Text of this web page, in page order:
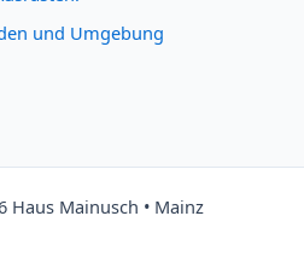
und Umgebung
Haus Mainusch • Mainz